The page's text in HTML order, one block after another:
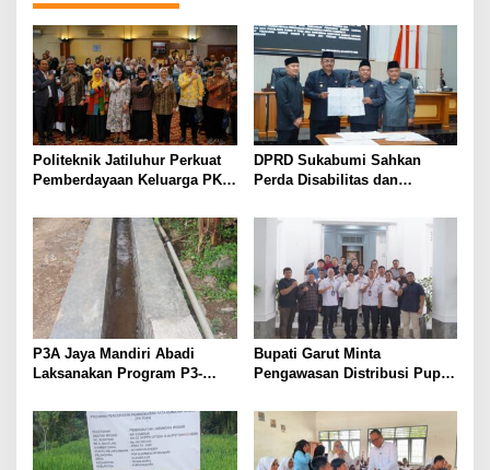
Politeknik Jatiluhur Perkuat
Pemberdayaan Keluarga PKH
DPRD Sukabumi Sahkan
Perda Disabilitas dan
PPAS 2026
P3A Jaya Mandiri Abadi
Laksanakan Program P3-
Irigasi di Wanayasa
Bupati Garut Minta
Pengawasan Distribusi Pupuk
Pendaftaran RDKK
Dioptimalkan